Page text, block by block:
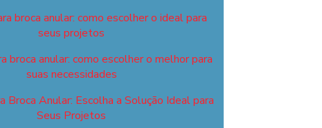
broca anular: como escolher o ideal para
seus projetos
broca anular: como escolher o melhor para
suas necessidades
Broca Anular: Escolha a Solução Ideal para
Seus Projetos